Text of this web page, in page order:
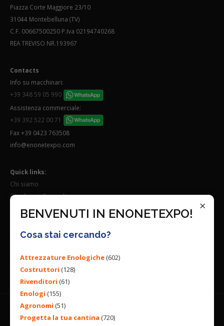
×
BENVENUTI IN ENONETEXPO!
Cosa stai cercando?
Attrezzature Enologiche(602)
Costruttori (128)
Rivenditori (61)
Enologi (155)
Agronomi (51)
Progetta la tua cantina (720)
Piazza Corte Maggiore 23/10
31044 Montebelluna (TV)
C.F. 00667500250 P.Iva 02194740268
REA TREVISO NR.193967
Contacts
Info su macchinari:
+39 348 59 05 990
Assistenza commerciale:
+39 392 522 00 71
Fax +39 0423 763508
info@enonetexpo.com
Quick links:
Chi siamo
Condizioni Generali
Lavora con noi
Seguici su:
© 2026 ENGINEERING BY